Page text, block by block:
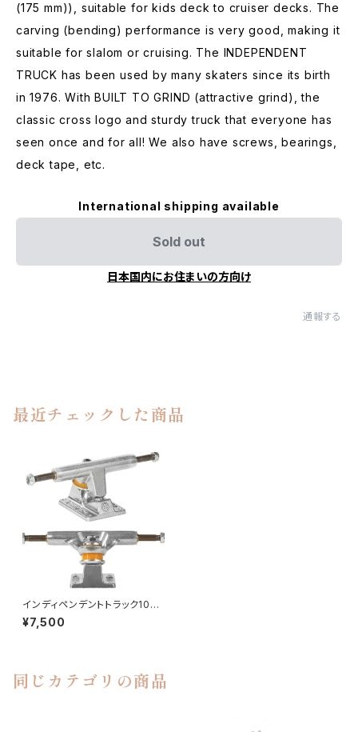
(175 mm)), suitable for kids deck to cruiser decks. The
carving (bending) performance is very good, making it
suitable for slalom or cruising. The INDEPENDENT
TRUCK has been used by many skaters since its birth
in 1976. With BUILT TO GRIND (attractive grind), the
classic cross logo and sturdy truck that everyone has
seen once and for all! We also have screws, bearings,
deck tape, etc.
International shipping available
Sold out
日本国内にお住まいの方向け
通報する
最近チェックした商品
インディペンデントトラック109
ステージ11
¥7,500
同じカテゴリの商品